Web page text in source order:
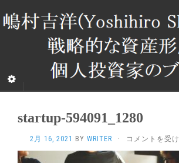
startup-594091_1280
2月 16, 2021 BY WRITER ·
STARTUP-
594091_1280
コメントを受